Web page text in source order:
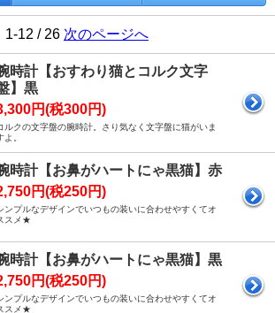
1-12 / 26 次のページへ
時計【おすわり猫とコルク文字
】黒
円(税300円)
ルクの文字盤の腕時計。さり気なく文字盤に猫がいま
よ。
時計【お鼻がハートにゃ黒猫】赤
円(税250円)
ンプルなデザインでいつもの装いに合わせやすくてオ
スメ★
時計【お鼻がハートにゃ黒猫】黒
円(税250円)
ンプルなデザインでいつもの装いに合わせやすくてオ
スメ★